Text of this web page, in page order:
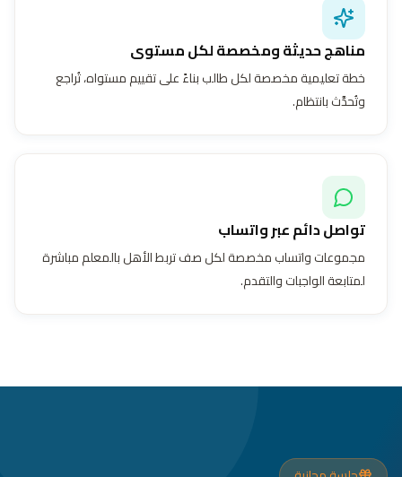
مناهج حديثة ومخصصة لكل مستوى
خطة تعليمية مخصصة لكل طالب بناءً على تقييم مستواه، تُراجع
وتُحدَّث بانتظام.
تواصل دائم عبر واتساب
مجموعات واتساب مخصصة لكل صف تربط الأهل بالمعلم مباشرة
لمتابعة الواجبات والتقدم.